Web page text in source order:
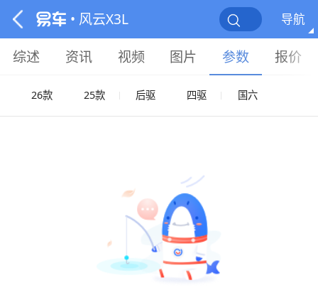
• 风云X3L 导航
综述 资讯 视频 图片 参数 报价
26款 25款 后驱 四驱 国六